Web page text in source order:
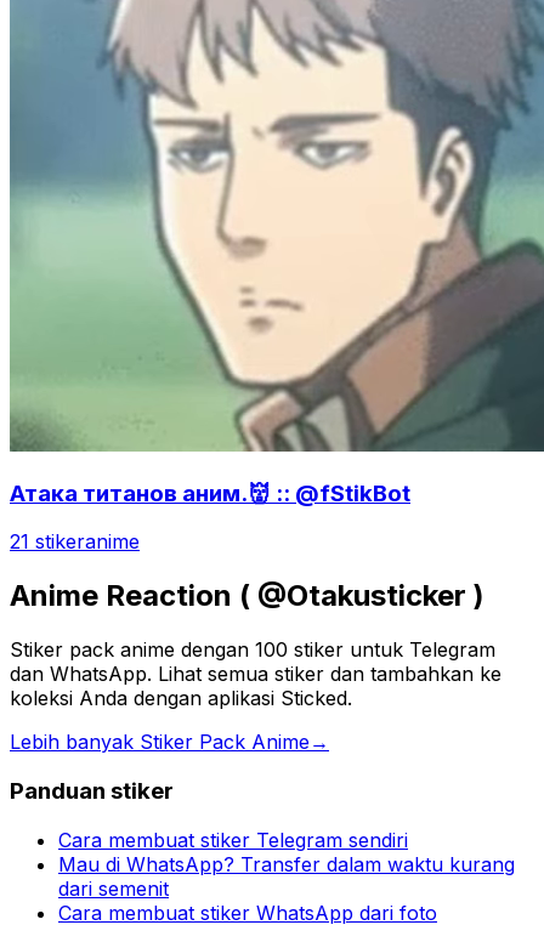
Атака титанов аним.👹 :: @fStikBot
21 stikeranime
Anime Reaction ( @Otakusticker )
Stiker pack anime dengan 100 stiker untuk Telegram
dan WhatsApp. Lihat semua stiker dan tambahkan ke
koleksi Anda dengan aplikasi Sticked.
Lebih banyak Stiker Pack Anime→
Panduan stiker
Cara membuat stiker Telegram sendiri
Mau di WhatsApp? Transfer dalam waktu kurang
dari semenit
Cara membuat stiker WhatsApp dari foto